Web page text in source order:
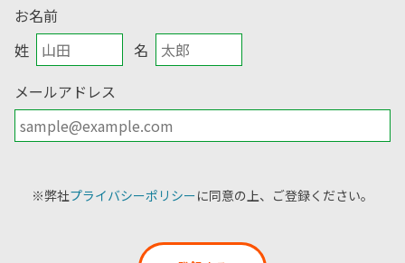
お名前
姓
名
メールアドレス
※弊社プライバシーポリシーに同意の上、ご登録ください。